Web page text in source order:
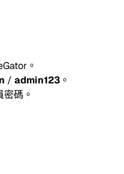
。
/ admin123 。
碼。